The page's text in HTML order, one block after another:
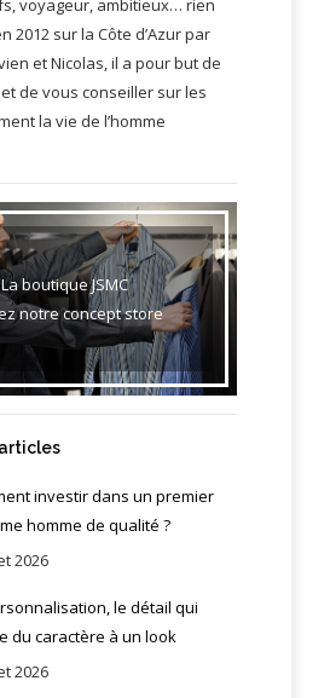
voyageur, ambitieux… rien
2012 sur la Côte d’Azur par
et Nicolas, il a pour but de
de vous conseiller sur les
la vie de l’homme
La boutique JSMC
notre concept store
investir dans un premier
homme de qualité ?
2026
le détail qui
du caractère à un look
2026